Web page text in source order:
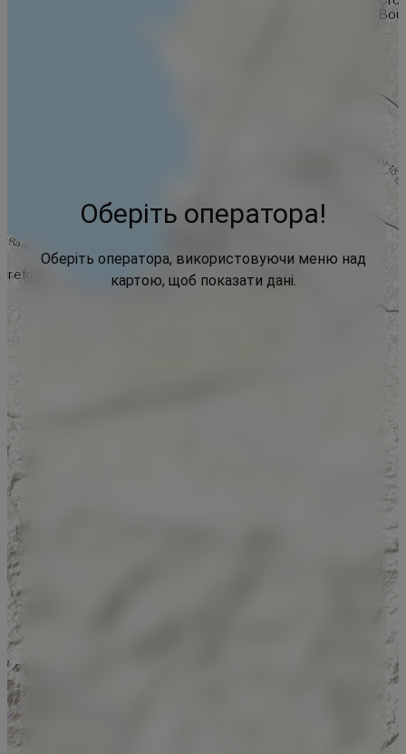
Оберіть оператора!
Оберіть оператора, використовуючи меню над
картою, щоб показати дані.